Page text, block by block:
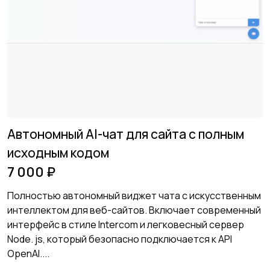
Автономный AI-чат для сайта с полным
исходным кодом
7 000 ₽
Полностью автономный виджет чата с искусственным
интеллектом для веб-сайтов. Включает современный
интерфейс в стиле Intercom и легковесный сервер
Node. js, который безопасно подключается к API
OpenAI....